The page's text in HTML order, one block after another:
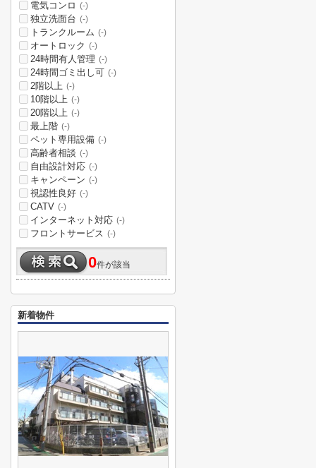
電気コンロ (-)
独立洗面台 (-)
トランクルーム (-)
オートロック (-)
24時間有人管理 (-)
24時間ゴミ出し可 (-)
2階以上 (-)
10階以上 (-)
20階以上 (-)
最上階 (-)
ペット専用設備 (-)
高齢者相談 (-)
自由設計対応 (-)
キャンペーン (-)
視認性良好 (-)
CATV (-)
インターネット対応 (-)
フロントサービス (-)
0件が該当
新着物件